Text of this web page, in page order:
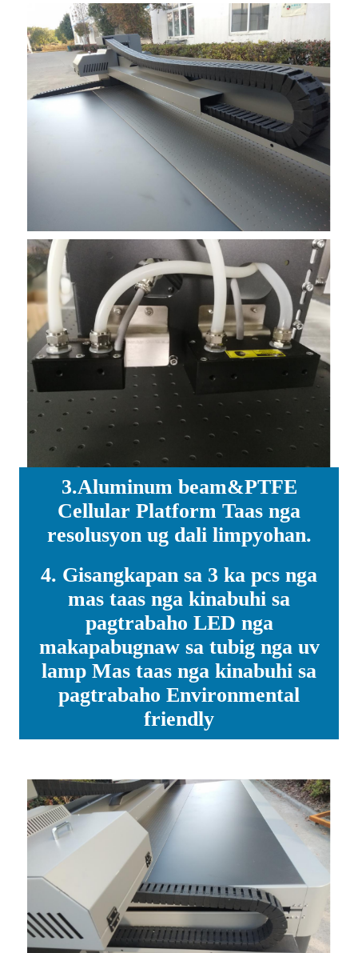
3.Aluminum beam&PTFE
Cellular Platform Taas nga
resolusyon ug dali limpyohan.
4. Gisangkapan sa 3 ka pcs nga
mas taas nga kinabuhi sa
pagtrabaho LED nga
makapabugnaw sa tubig nga uv
lamp Mas taas nga kinabuhi sa
pagtrabaho Environmental
friendly